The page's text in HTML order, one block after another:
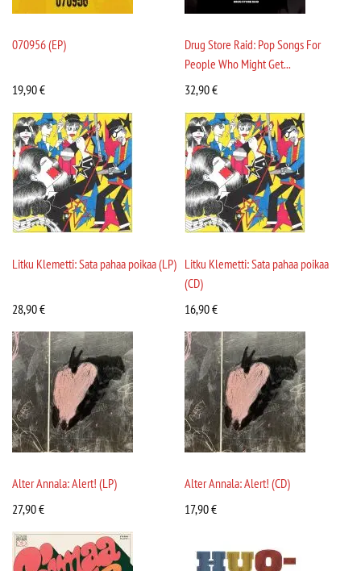
070956 (EP)
19,90€
Drug Store Raid: Pop Songs For
People Who Might Get...
32,90€
Litku Klemetti: Sata pahaa poikaa (LP)
28,90€
Litku Klemetti: Sata pahaa poikaa
(CD)
16,90€
Alter Annala: Alert! (LP)
27,90€
Alter Annala: Alert! (CD)
17,90€